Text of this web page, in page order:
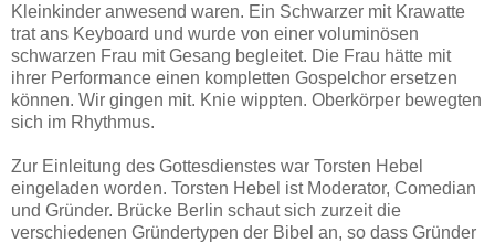
Kleinkinder anwesend waren. Ein Schwarzer mit Krawatte
trat ans Keyboard und wurde von einer voluminösen
schwarzen Frau mit Gesang begleitet. Die Frau hätte mit
ihrer Performance einen kompletten Gospelchor ersetzen
können. Wir gingen mit. Knie wippten. Oberkörper bewegten
sich im Rhythmus.
Zur Einleitung des Gottesdienstes war Torsten Hebel
eingeladen worden. Torsten Hebel ist Moderator, Comedian
und Gründer. Brücke Berlin schaut sich zurzeit die
verschiedenen Gründertypen der Bibel an, so dass Gründer